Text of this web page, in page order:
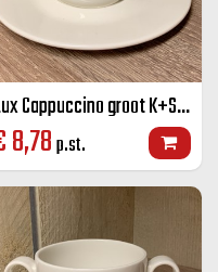
Lux Cappuccino groot K+S 23 cl creme
8,78p.st.